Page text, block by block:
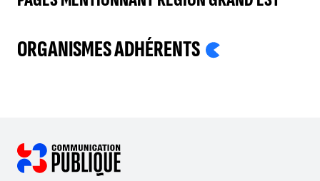
ORGANISMES ADHÉRENTS